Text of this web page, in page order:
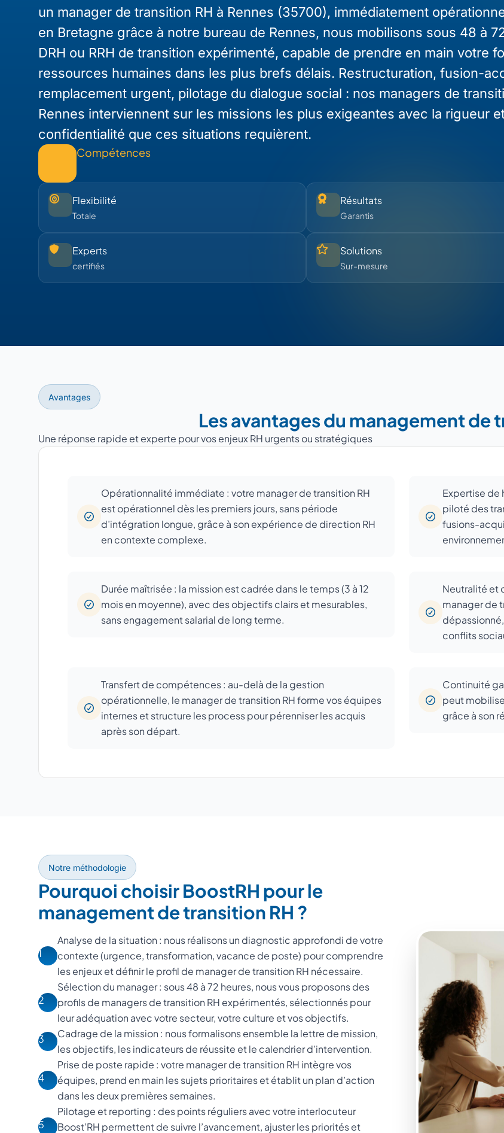
un manager de transition RH à Rennes (35700), immédiatement
en Bretagne grâce à notre bureau de Rennes, nous mobilisons sous 48 à
DRH ou RRH de transition expérimenté, capable de prendre en main votre
ressources humaines dans les plus brefs délais. Restructuration, fusion-
remplacement urgent, pilotage du dialogue social : nos managers de
Rennes interviennent sur les missions les plus exigeantes avec la rigueur
confidentialité que ces situations requièrent.
Compétences
Flexibilité
Totale
Résultats
Garantis
Experts
certifiés
Solutions
Sur-mesure
Avantages
Les avantages du management de
Une réponse rapide et experte pour vos enjeux RH urgents ou stratégiques
Opérationnalité immédiate : votre manager de transition RH
est opérationnel dès les premiers jours, sans période
d’intégration longue, grâce à son expérience de direction RH
en contexte complexe.
Expertise de
piloté des
fusions-
Durée maîtrisée : la mission est cadrée dans le temps (3 à 12
mois en moyenne), avec des objectifs clairs et mesurables,
sans engagement salarial de long terme.
Neutralité et
manager de
conflits
Transfert de compétences : au-delà de la gestion
opérationnelle, le manager de transition RH forme vos équipes
internes et structure les process pour pérenniser les acquis
après son départ.
Continuité
peut
grâce à son
Notre méthodologie
Pourquoi choisir BoostRH pour le
management de transition RH ?
1
Analyse de la situation : nous réalisons un diagnostic approfondi de votre
contexte (urgence, transformation, vacance de poste) pour comprendre
les enjeux et définir le profil de manager de transition RH nécessaire.
2
Sélection du manager : sous 48 à 72 heures, nous vous proposons des
profils de managers de transition RH expérimentés, sélectionnés pour
leur adéquation avec votre secteur, votre culture et vos objectifs.
3
Cadrage de la mission : nous formalisons ensemble la lettre de mission,
les objectifs, les indicateurs de réussite et le calendrier d’intervention.
4
Prise de poste rapide : votre manager de transition RH intègre vos
équipes, prend en main les sujets prioritaires et établit un plan d’action
dans les deux premières semaines.
5
Pilotage et reporting : des points réguliers avec votre interlocuteur
Boost’RH permettent de suivre l’avancement, ajuster les priorités et